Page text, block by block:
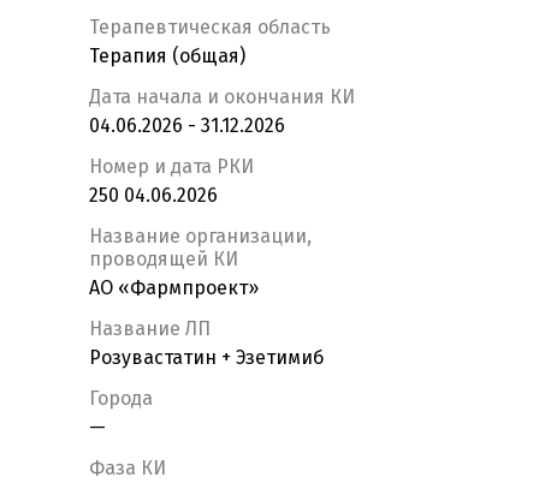
Терапевтическая область
Терапия (общая)
Дата начала и окончания КИ
04.06.2026 - 31.12.2026
Номер и дата РКИ
250 04.06.2026
Название организации,
проводящей КИ
АО «Фармпроект»
Название ЛП
Розувастатин + Эзетимиб
Города
—
Фаза КИ